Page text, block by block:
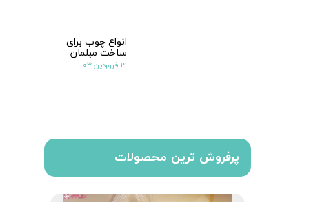
پرفروش ترین محصولات
انواع چوب برای
ساخت مبلمان
۱۹ فروردین ۰۳